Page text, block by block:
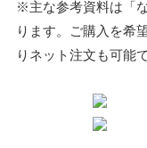
※主な参考資料は「
ります。ご購入を希
りネット注文も可能で